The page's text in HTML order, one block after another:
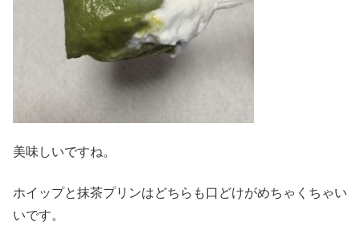
美味しいですね。
ホイップと抹茶プリンはどちらも口どけがめちゃくちゃい
いです。